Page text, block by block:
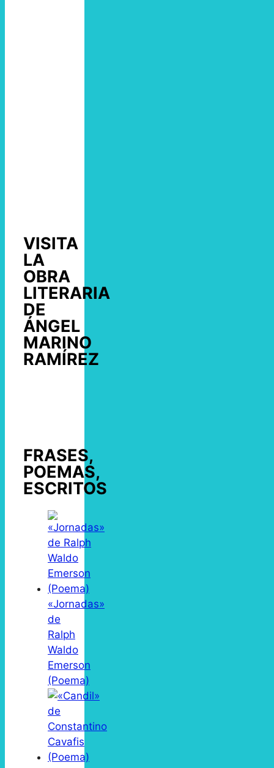
VISITA
LA
OBRA
LITERARIA
DE
ÁNGEL
MARINO
RAMÍREZ
FRASES,
POEMAS,
ESCRITOS
«Jornadas»
de
Ralph
Waldo
Emerson
(Poema)